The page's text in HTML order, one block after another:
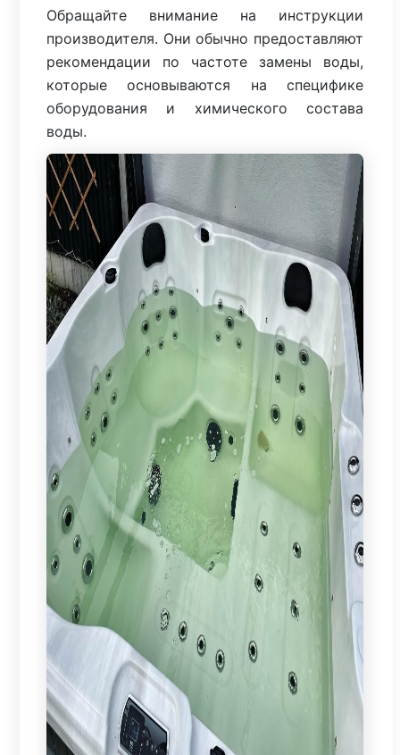
Обращайте внимание на инструкции
производителя. Они обычно предоставляют
рекомендации по частоте замены воды,
которые основываются на специфике
оборудования и химического состава
воды.